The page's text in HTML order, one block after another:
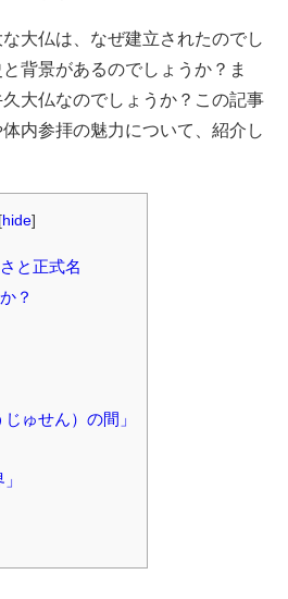
大仏は、なぜ建立されたのでし
背景があるのでしょうか？ま
大仏なのでしょうか？この記事
内参拝の魅力について、紹介し
[hide]
と正式名
？
ゅせん）の間」